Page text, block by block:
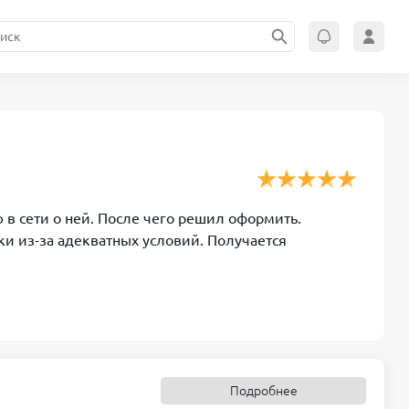
сети о ней. После чего решил оформить.
из-за адекватных условий. Получается
Подробнее